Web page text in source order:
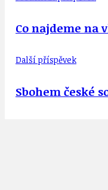
Co najdeme na
Další příspěvek
Sbohem české